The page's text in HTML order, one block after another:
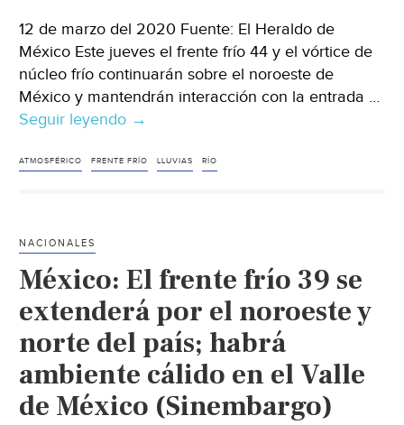
12 de marzo del 2020 Fuente: El Heraldo de
México Este jueves el frente frío 44 y el vórtice de
núcleo frío continuarán sobre el noroeste de
México y mantendrán interacción con la entrada …
Seguir leyendo Clima
México:
CDMX;
se
alcanzarán
los
29
(El
→
ATMOSFÉRICO FRENTE FRÍO LLUVIAS RÍO
NACIONALES
México: El frente frío 39 se
extenderá por el noroeste y
norte del país; habrá
ambiente cálido en el Valle
de México (Sinembargo)